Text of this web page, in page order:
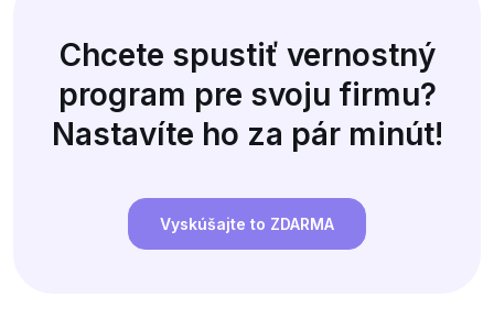
Chcete spustiť vernostný
program pre svoju firmu?
Nastavíte ho za pár minút!
Vyskúšajte to ZDARMA